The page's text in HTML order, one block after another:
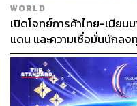
WORLD
เปิดโจทย์การค้าไทย-เมียน
แดน และความเชื่อมั่นนักลง